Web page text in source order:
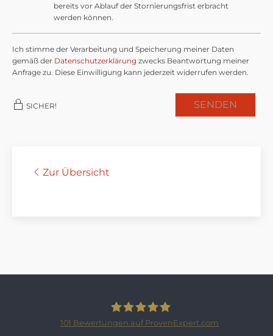
bereits vor Ablauf der Stornierungsfrist erbracht
werden können.
Ich stimme der Verarbeitung und Speicherung meiner Daten
gemäß der Datenschutzerklärung zwecks Beantwortung meiner
Anfrage zu. Diese Einwilligung kann jederzeit widerrufen werden.
SICHER! SENDEN
Zur Übersicht
101 Bewertungen auf ProvenExpert.com